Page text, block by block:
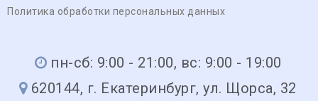
Политика обработки персональных данных
пн-сб: 9:00 - 21:00, вс: 9:00 - 19:00
620144, г. Екатеринбург, ул. Щорса, 32